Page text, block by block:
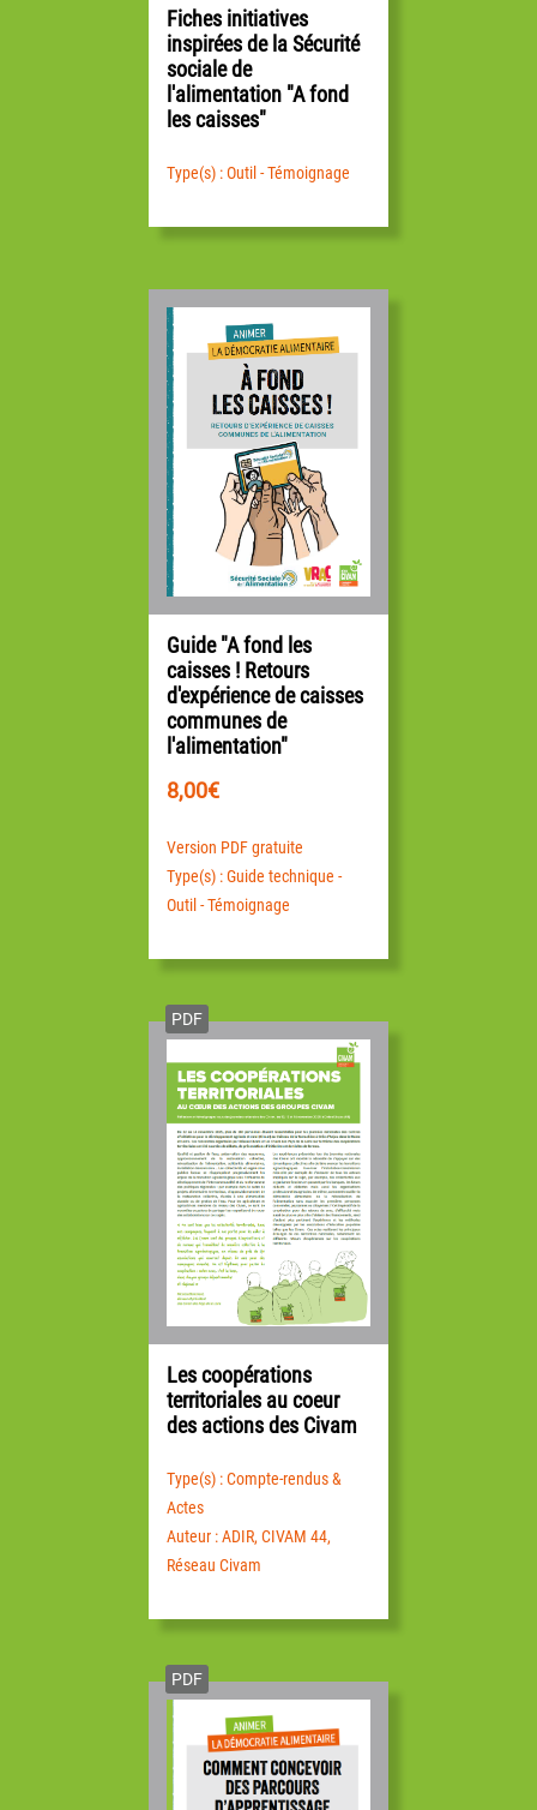
Fiches initiatives
inspirées de la Sécurité
sociale de
l'alimentation "A fond
les caisses"
Type(s) : Outil - Témoignage
Guide "A fond les
caisses ! Retours
d'expérience de caisses
communes de
l'alimentation"
8,00€
Version PDF gratuite
Type(s) : Guide technique -
Outil - Témoignage
PDF
Les coopérations
territoriales au coeur
des actions des Civam
Type(s) : Compte-rendus &
Actes
Auteur : ADIR, CIVAM 44,
Réseau Civam
PDF